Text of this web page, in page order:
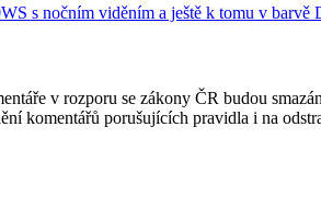
s nočním viděním a ještě k tomu v barvě
v rozporu se zákony ČR budou
komentářů porušujících pravidla i na